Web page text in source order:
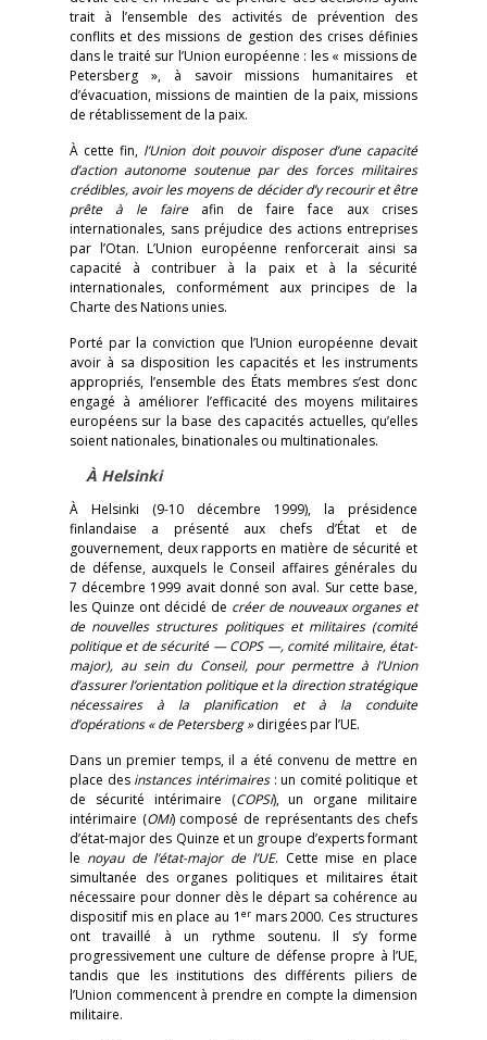
trait à l’ensemble des activités de prévention des
conflits et des missions de gestion des crises définies
dans le traité sur l’Union européenne : les « missions de
Petersberg », à savoir missions humanitaires et
d’évacuation, missions de maintien de la paix, missions
de rétablissement de la paix.
À cette fin, l’Union doit pouvoir disposer d’une capacité
d’action autonome soutenue par des forces militaires
crédibles, avoir les moyens de décider d’y recourir et être
prête à le faireafin de faire face aux crises
internationales, sans préjudice des actions entreprises
par l’Otan. L’Union européenne renforcerait ainsi sa
capacité à contribuer à la paix et à la sécurité
internationales, conformément aux principes de la
Charte des Nations unies.
Porté par la conviction que l’Union européenne devait
avoir à sa disposition les capacités et les instruments
appropriés, l’ensemble des États membres s’est donc
engagé à améliorer l’efficacité des moyens militaires
européens sur la base des capacités actuelles, qu’elles
soient nationales, binationales ou multinationales.
À Helsinki
À Helsinki (9-10 décembre 1999), la présidence
finlandaise a présenté aux chefs d’État et de
gouvernement, deux rapports en matière de sécurité et
de défense, auxquels le Conseil affaires générales du
7 décembre 1999 avait donné son aval. Sur cette base,
les Quinze ont décidé de créer de nouveaux organes et
de nouvelles structures politiques et militaires (comité
politique et de sécurité — COPS —, comité militaire, état-
major), au sein du Conseil, pour permettre à l’Union
d’assurer l’orientation politique et la direction stratégique
nécessaires à la planification et à la conduite
d’opérations « de Petersberg »dirigées par l’UE.
Dans un premier temps, il a été convenu de mettre en
place des instances intérimaires: un comité politique et
de sécurité intérimaire (COPSi), un organe militaire
intérimaire (OMi) composé de représentants des chefs
d’état-major des Quinze et un groupe d’experts formant
le noyau de l’état-major de l’UE. Cette mise en place
simultanée des organes politiques et militaires était
nécessaire pour donner dès le départ sa cohérence au
dispositif mis en place au 1 ermars 2000. Ces structures
ont travaillé à un rythme soutenu. Il s’y forme
progressivement une culture de défense propre à l’UE,
tandis que les institutions des différents piliers de
l’Union commencent à prendre en compte la dimension
militaire.